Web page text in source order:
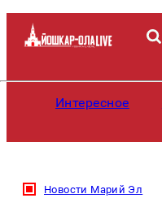
Интересное
Новости Марий Эл